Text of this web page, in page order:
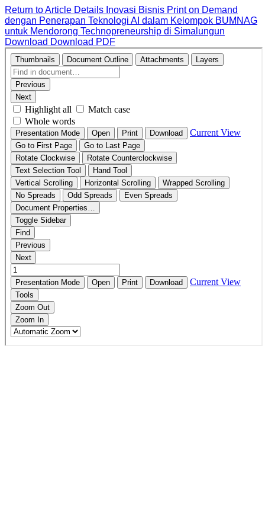
Return to Article Details Inovasi Bisnis Print on Demand
dengan Penerapan Teknologi AI dalam Kelompok BUMNAG
untuk Mendorong Technopreneurship di Simalungun
Download Download PDF